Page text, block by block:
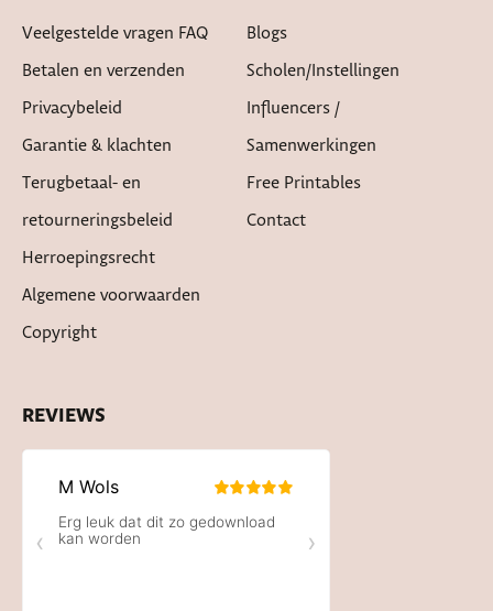
Veelgestelde vragen FAQ
Betalen en verzenden
Privacybeleid
Garantie & klachten
Terugbetaal- en
retourneringsbeleid
Herroepingsrecht
Algemene voorwaarden
Copyright
Blogs
Scholen/instellingen
Influencers /
Samenwerkingen
Free Printables
Contact
REVIEWS